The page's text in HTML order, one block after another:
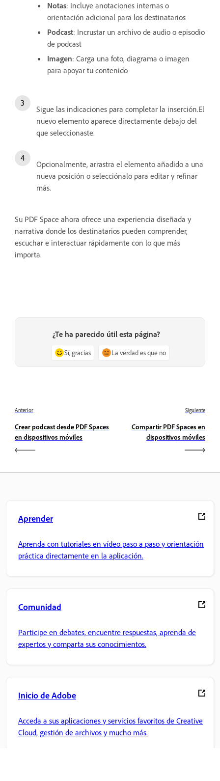
Notas: Incluye anotaciones internas o
orientación adicional para los destinatarios
Podcast: Incrustar un archivo de audio o episodio
de podcast
Imagen: Carga una foto, diagrama o imagen
para apoyar tu contenido
Sigue las indicaciones para completar la inserción.El
nuevo elemento aparece directamente debajo del
que seleccionaste.
Opcionalmente, arrastra el elemento añadido a una
nueva posición o selecciónalo para editar y refinar
más.
Su PDF Space ahora ofrece una experiencia diseñada y
narrativa donde los destinatarios pueden comprender,
escuchar e interactuar rápidamente con lo que más
importa.
¿Te ha parecido útil esta página?
Sí, gracias La verdad es que no
Anterior
Crear podcast desde PDF Spaces
en dispositivos móviles
Siguiente
Compartir PDF Spaces en
dispositivos móviles
Aprender
Aprenda con tutoriales en vídeo paso a paso y orientación
práctica directamente en la aplicación.
Comunidad
Participe en debates, encuentre respuestas, aprenda de
expertos y comparta sus conocimientos.
Inicio de Adobe
Acceda a sus aplicaciones y servicios favoritos de Creative
Cloud, gestión de archivos y mucho más.